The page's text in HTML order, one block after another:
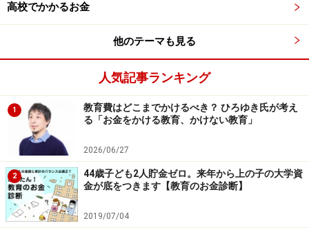
高校でかかるお金
他のテーマも見る
人気記事ランキング
1
教育費はどこまでかけるべき？ ひろゆき氏が考え
る「お金をかける教育、かけない教育」
2026/06/27
2
44歳子ども2人貯金ゼロ。来年から上の子の大学資
金が底をつきます【教育のお金診断】
2019/07/04